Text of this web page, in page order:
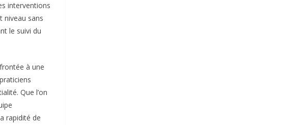
interventions
niveau sans
le suivi du
à une
Que l’on
rapidité de